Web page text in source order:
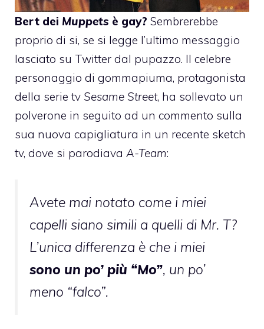
Bert dei Muppets è gay? Sembrerebbe
proprio di si, se si legge l’ultimo messaggio
lasciato su Twitter dal pupazzo. Il celebre
personaggio di gommapiuma, protagonista
della serie tv Sesame Street, ha sollevato un
polverone in seguito ad un commento sulla
sua nuova capigliatura in un recente sketch
tv, dove si parodiava A-Team:
Avete mai notato come i miei
capelli siano simili a quelli di Mr. T?
L’unica differenza è che i miei
sono un po’ più “Mo”, un po’
meno “falco”.